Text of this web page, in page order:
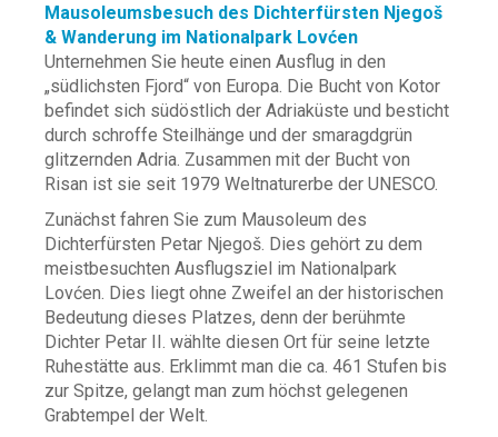
Mausoleumsbesuch des Dichterfürsten Njegoš
& Wanderung im Nationalpark Lovćen
Unternehmen Sie heute einen Ausflug in den
„südlichsten Fjord“ von Europa. Die Bucht von Kotor
befindet sich südöstlich der Adriaküste und besticht
durch schroffe Steilhänge und der smaragdgrün
glitzernden Adria. Zusammen mit der Bucht von
Risan ist sie seit 1979 Weltnaturerbe der UNESCO.
Zunächst fahren Sie zum Mausoleum des
Dichterfürsten Petar Njegoš. Dies gehört zu dem
meistbesuchten Ausflugsziel im Nationalpark
Lovćen. Dies liegt ohne Zweifel an der historischen
Bedeutung dieses Platzes, denn der berühmte
Dichter Petar II. wählte diesen Ort für seine letzte
Ruhestätte aus. Erklimmt man die ca. 461 Stufen bis
zur Spitze, gelangt man zum höchst gelegenen
Grabtempel der Welt.